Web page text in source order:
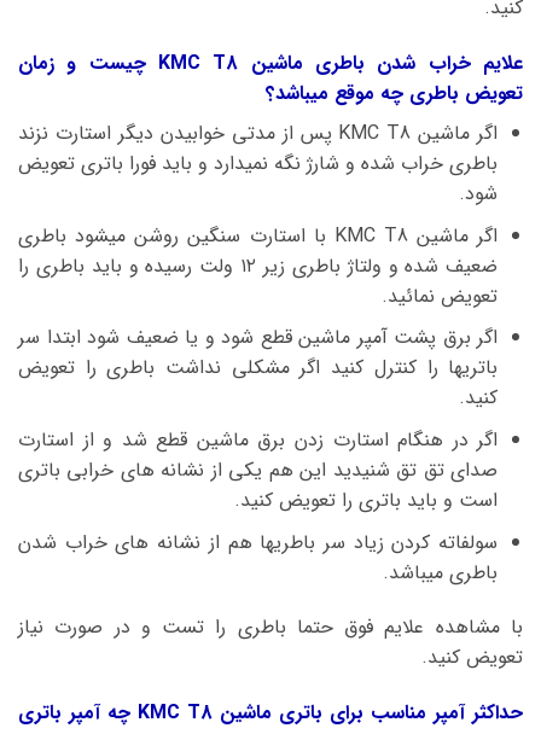
کنید.
علایم خراب شدن باطری ماشین KMC T8 چیست و زمان
تعویض باطری چه موقع میباشد؟
اگر ماشین KMC T8 پس از مدتی خوابیدن دیگر استارت نزند
باطری خراب شده و شارژ نگه نمیدارد و باید فورا باتری تعویض
شود.
اگر ماشین KMC T8 با استارت سنگین روشن میشود باطری
ضعیف شده و ولتاژ باطری زیر ۱۲ ولت رسیده و باید باطری را
تعویض نمائید.
اگر برق پشت آمپر ماشین قطع شود و یا ضعیف شود ابتدا سر
باتریها را کنترل کنید اگر مشکلی نداشت باطری را تعویض
کنید.
اگر در هنگام استارت زدن برق ماشین قطع شد و از استارت
صدای تق تق شنیدید این هم یکی از نشانه های خرابی باتری
است و باید باتری را تعویض کنید.
سولفاته کردن زیاد سر باطریها هم از نشانه های خراب شدن
باطری میباشد.
با مشاهده علایم فوق حتما باطری را تست و در صورت نیاز
تعویض کنید.
حداکثر آمپر مناسب برای باتری ماشین KMC T8 چه آمپر باتری